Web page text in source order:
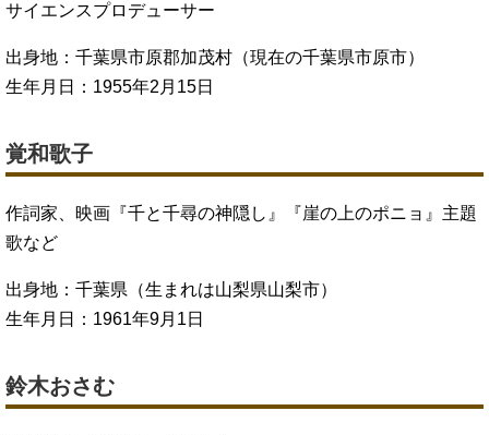
サイエンスプロデューサー
出身地：千葉県市原郡加茂村（現在の千葉県市原市）
生年月日：1955年2月15日
覚和歌子
作詞家、映画『千と千尋の神隠し』『崖の上のポニョ』主題
歌など
出身地：千葉県（生まれは山梨県山梨市）
生年月日：1961年9月1日
鈴木おさむ